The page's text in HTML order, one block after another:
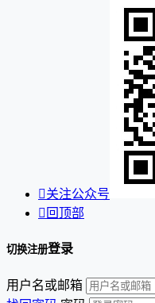
关注公众号
 回顶部
切换注册登录
用户名或邮箱